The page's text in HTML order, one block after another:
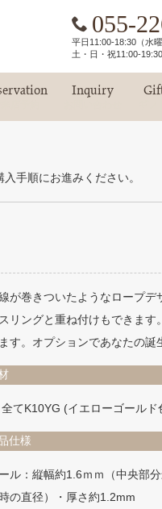
055-
平日11:00-18:30（水曜
土・日・祝11:00-19:30
Inquiry
手順にお進みください。
が巻きついたようなロープ
リングと重ね付けもできま
す。オプションであなたの誕
てK10YG (イエローゴールド
仕様
ル：縦幅約1.6ｍｍ（中央部
の直径）・厚さ約1.2mm